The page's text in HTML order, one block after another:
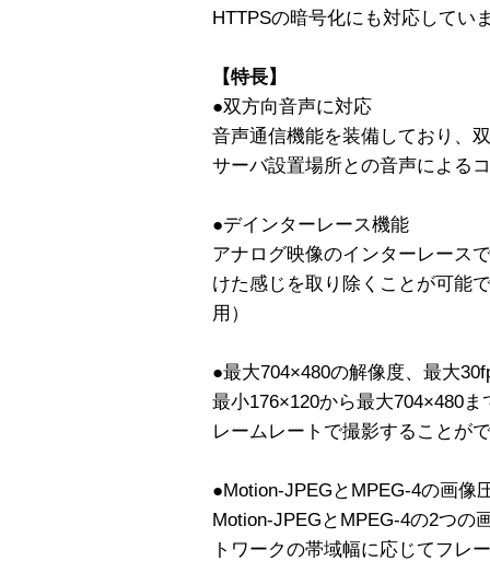
HTTPSの暗号化にも対応してい
【特長】
●双方向音声に対応
音声通信機能を装備しており、
サーバ設置場所との音声による
●デインターレース機能
アナログ映像のインターレース
けた感じを取り除くことが可能
用）
●最大704×480の解像度、最大
最小176×120から最大704×480
レームレートで撮影することが
●Motion-JPEGとMPEG-4の画像
Motion-JPEGとMPEG-4の2つの
トワークの帯域幅に応じてフレ